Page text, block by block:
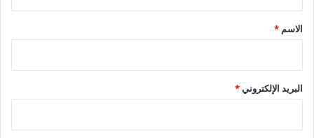
*
الاسم *
البريد الإلكتروني*